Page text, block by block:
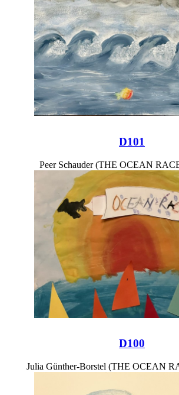
D101
Peer Schauder (THE OCEAN
D100
Julia Günther-Borstel (THE OCEAN